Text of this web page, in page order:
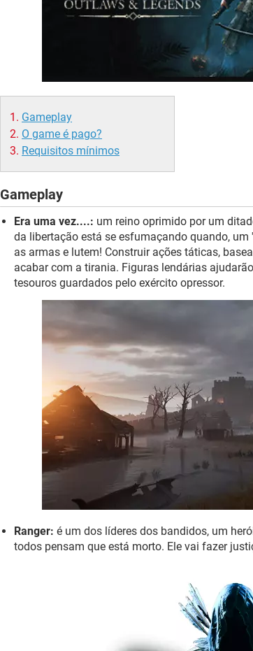
Gameplay
O game é pago?
Requisitos mínimos
Gameplay
Era uma vez....: um reino oprimido por um
da libertação está se esfumaçando quando,
as armas e lutem! Construir ações táticas,
acabar com a tirania. Figuras lendárias
tesouros guardados pelo exército opressor.
Ranger: é um dos líderes dos bandidos, um
todos pensam que está morto. Ele vai fazer